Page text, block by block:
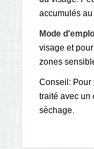
accumulés
Mode
visage et
zones
Conseil: Pour
traité avec un
séchage.